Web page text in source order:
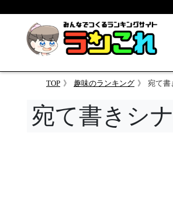
TOP 趣味のランキング 宛て書
宛て書きシ